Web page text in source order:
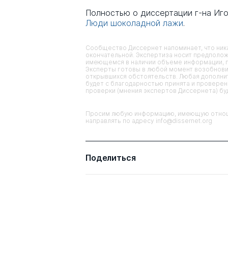
Полностью о диссертации г-на
Люди шоколадной лажи.
Сообщество Диссернет напоминает, что
окончательной. Экспертиза носит
имеющемся в наличии объеме информации,
Эксперты готовы в любой момент
открывшихся обстоятельств. Любая
будет с благодарностью принята и
проверки (мнения экспертов Диссернета)
Просим любую информацию, имеющую
направлять по адресу info@dissernet.org
Поделиться